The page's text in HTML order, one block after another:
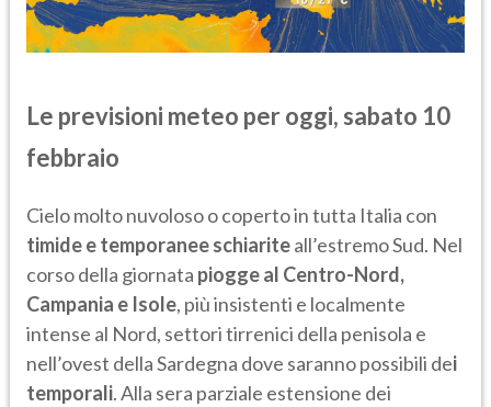
Le previsioni meteo per oggi, sabato 10
febbraio
Cielo molto nuvoloso o coperto in tutta Italia con
timide e temporanee schiariteall’estremo Sud. Nel
corso della giornata piogge al Centro-Nord,
Campania e Isole, più insistenti e localmente
intense al Nord, settori tirrenici della penisola e
nell’ovest della Sardegna dove saranno possibili dei
temporali. Alla sera parziale estensione dei